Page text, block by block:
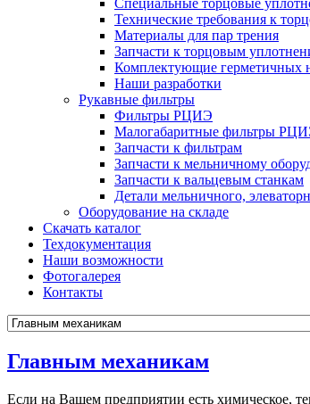
Специальные торцовые
Технические требования к
Материалы для пар трения
Запчасти к торцовым
Комплектующие герметичных
Наши разработки
Рукавные фильтры
Фильтры РЦИЭ
Малогабаритные фильтры
Запчасти к фильтрам
Запчасти к мельничному
Запчасти к вальцевым станкам
Детали мельничного,
Оборудование на складе
Скачать каталог
Техдокументация
Наши возможности
Фотогалерея
Контакты
Главным механикам
Если на Вашем предприятии есть химическое,